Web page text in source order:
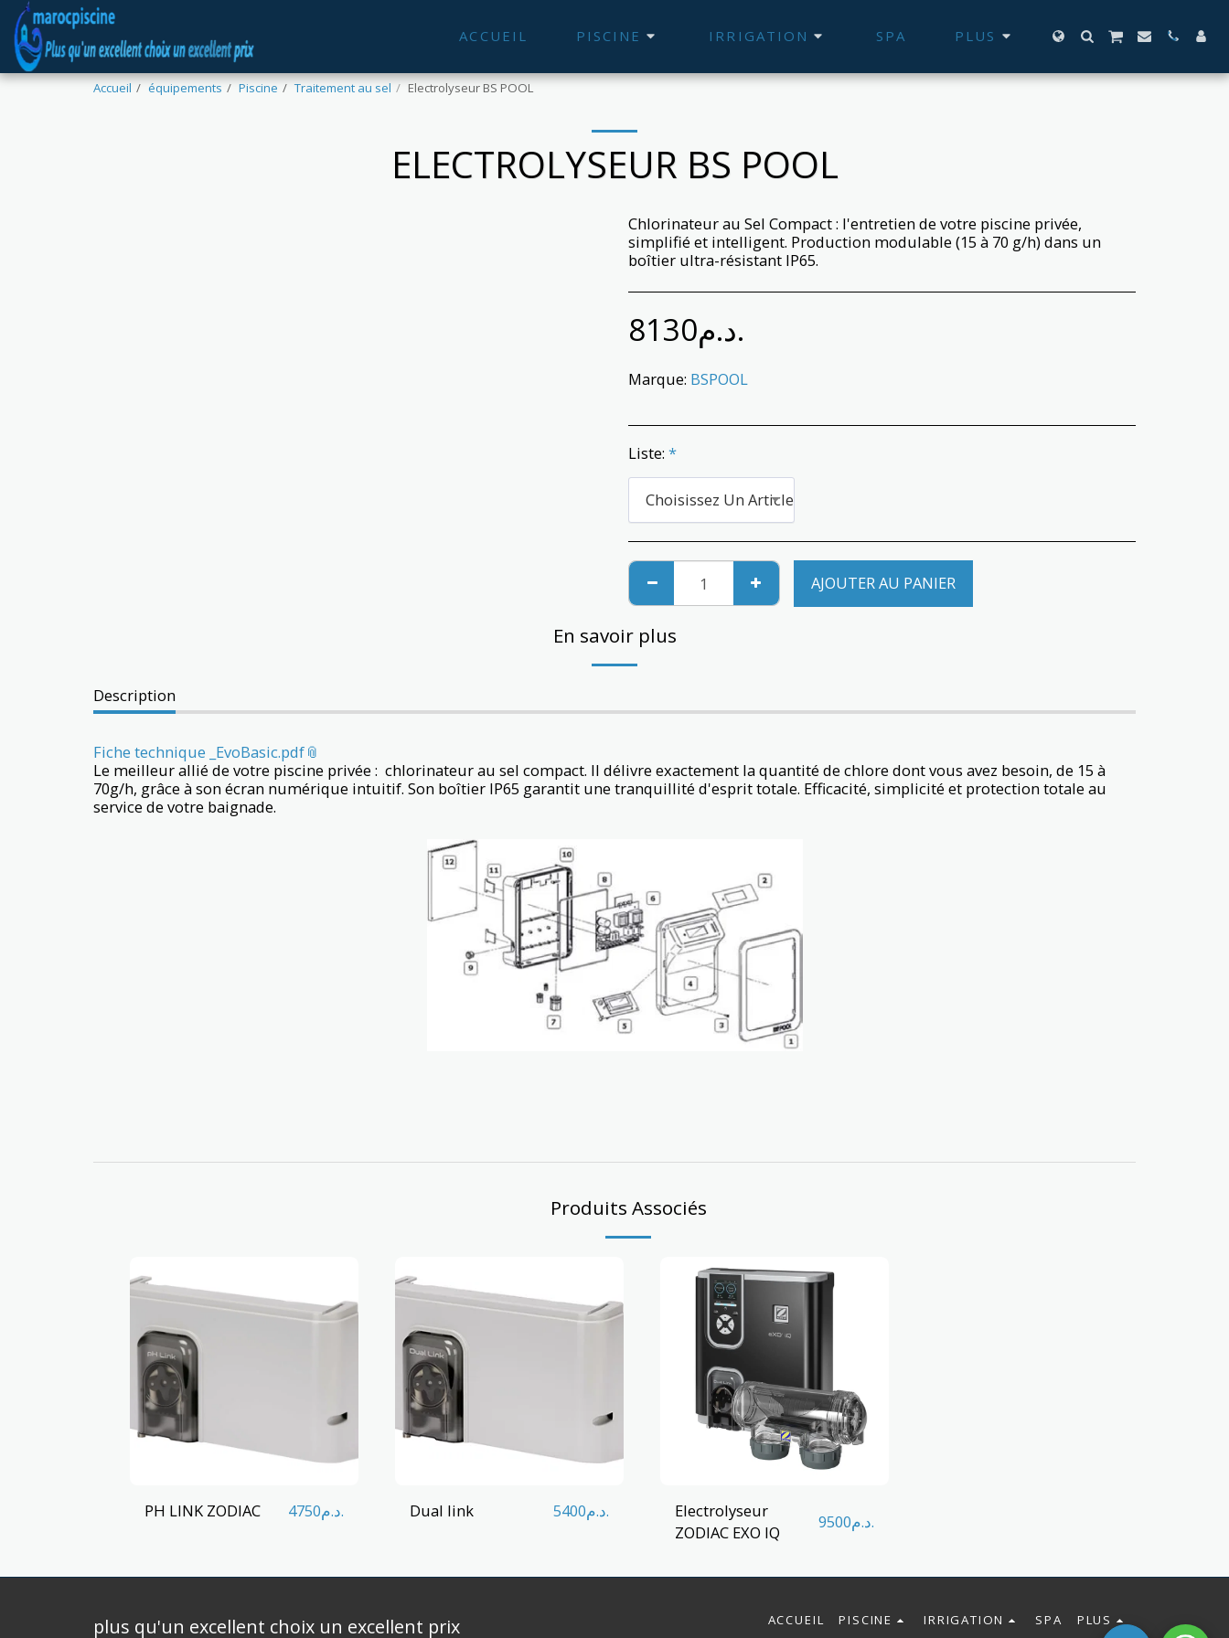
ACCUEIL PISCINE IRRIGATION SPA PLUS
Accueil équipements Piscine Traitement au sel Electrolyseur BS POOL
ELECTROLYSEUR BS POOL
Chlorinateur au Sel Compact : l'entretien de votre piscine privée,
simplifié et intelligent. Production modulable (15 à 70 g/h) dans un
boîtier ultra-résistant IP65.
8130 د.م.
Marque: BSPOOL
Liste: *
Choisissez Un Article
AJOUTER AU PANIER
En savoir plus
Description
Fiche technique _EvoBasic.pdf
Le meilleur allié de votre piscine privée : chlorinateur au sel compact. Il délivre exactement la quantité de chlore dont vous avez besoin, de 15 à
70g/h, grâce à son écran numérique intuitif. Son boîtier IP65 garantit une tranquillité d'esprit totale. Efficacité, simplicité et protection totale au
service de votre baignade.
Produits Associés
PH LINK ZODIAC 4750 د.م. Dual link 5400 د.م.
Electrolyseur
ZODIAC EXO IQ
9500 د.م.
plus qu'un excellent choix un excellent prix ACCUEIL PISCINE IRRIGATION SPA PLUS